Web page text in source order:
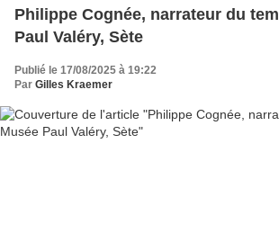
Philippe Cognée, narrateur du
Paul Valéry, Sète
Publié le 17/08/2025 à 19:22
Par Gilles Kraemer